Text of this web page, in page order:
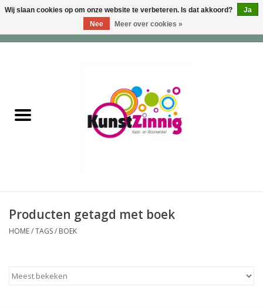
Wonen & Lifestyle
Tassen & Portemonnees
Producten getagd met boek
HOME/TAGS/ BOEK
Wij slaan cookies op om onze website te verbeteren. Is dat akkoord?
Ja
Nee
Meer over cookies »